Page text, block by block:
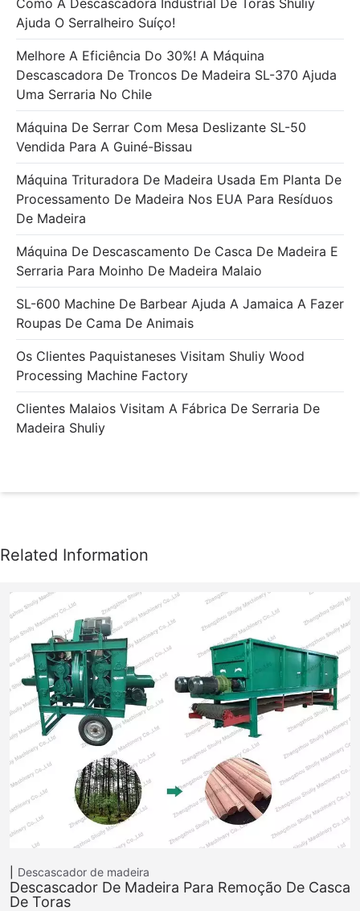
Ajuda O Serralheiro Suíço!
Melhore A Eficiência Do 30%! A Máquina
Descascadora De Troncos De Madeira SL-370 Ajuda
Uma Serraria No Chile
Máquina De Serrar Com Mesa Deslizante SL-50
Vendida Para A Guiné-Bissau
Máquina Trituradora De Madeira Usada Em Planta De
Processamento De Madeira Nos EUA Para Resíduos
De Madeira
Máquina De Descascamento De Casca De Madeira E
Serraria Para Moinho De Madeira Malaio
SL-600 Machine De Barbear Ajuda A Jamaica A Fazer
Roupas De Cama De Animais
Os Clientes Paquistaneses Visitam Shuliy Wood
Processing Machine Factory
Clientes Malaios Visitam A Fábrica De Serraria De
Madeira Shuliy
Descascador de madeira
Descascador De Madeira Para Remoção De Casca
De Toras